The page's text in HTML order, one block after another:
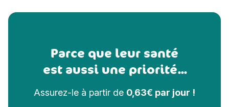
Parce que leur santé
est aussi une priorité...
Assurez-le à partir de 0,63€ par jour !